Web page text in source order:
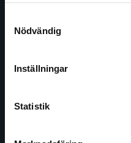
Nödvändig
Inställningar
Statistik
studentlitteratur.se via
Vi erbjuder inte
att kunna slutföra ett
Kontakta oss